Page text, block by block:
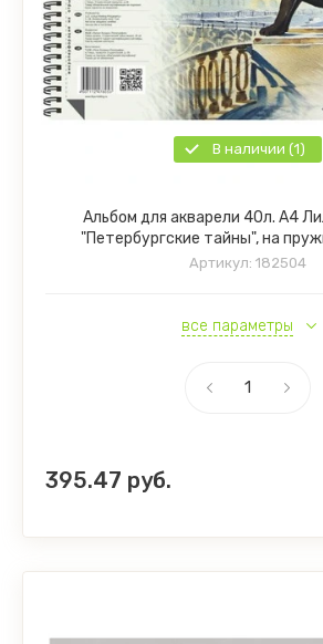
В наличии (1)
Альбом для акварели 40л. А4
"Петербургские тайны", на
Артикул: 182504
все параметры
395.47 руб.